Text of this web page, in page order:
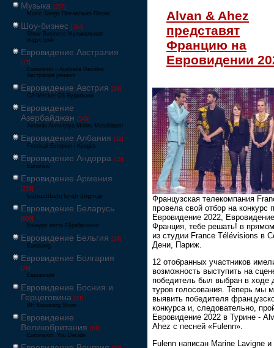
Музыка [257]
Music Songs Поп-музыка Песни
Шоу-бизнес [564]
Show Business Музыкальная
индустрия
Евровидение Австралия
[17]
Eurovision – Australia Decides
Австралия решает
Евровидение Австрия [24]
Ö3-Wecker Ö3 Будильник
Евровидение
Азербайджан [549]
Avrovijn Avroviziya Mahnı Müsabiqəsi
Евровидение Албания [32]
Festivali Evropian i Këngës
Евровидение Андорра [15]
Eurovisió
Евровидение Армения
[228]
Եվրատեսիլ երգի մրցույթ
Евровидение Беларусь
[600]
Конкурс песні Еўрабачанне
Евровидение Бельгия [24]
Eurosong
Евровидение Болгария
[26]
Евровизия
Евровидение Босния и
Герцеговина [21]
BH Eurosong Show
Евровидение
Великобритания [67]
Eurovision: You Decide
Alvan & Ahez
представят
Францию на
Евровидении
Французская телекомпания
провела свой отбор на конкурс
Евровидение 2022, Евровидение
Франция, тебе решать! в
из студии France Télévisions в
Дени, Париж.
12 отобранных участников
возможность выступить на
победитель был выбран в ходе
туров голосования. Теперь мы
выявить победителя
конкурса и, следовательно,
Евровидение 2022 в Турине -
Ahez с песней «Fulenn».
Fulenn написан Marine Lavigne